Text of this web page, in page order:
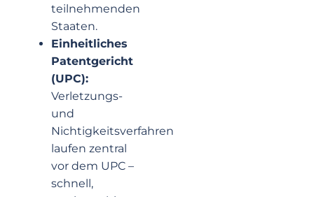
teilnehmenden
Staaten.
Einheitliches
Patentgericht
(UPC):
Verletzungs-
und
Nichtigkeitsverfahren
laufen zentral
vor dem UPC –
schnell,